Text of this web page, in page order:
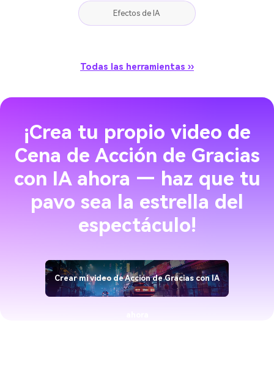
Efectos de IA
Todas las herramientas ››
¡Crea tu propio video de
Cena de Acción de Gracias
con IA ahora — haz que tu
pavo sea la estrella del
espectáculo!
Crear mi video de Acción de Gracias con IA